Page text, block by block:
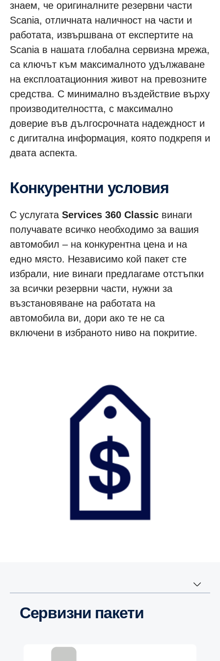
знаем, че оригиналните резервни части
Scania, отличната наличност на части и
работата, извършвана от експертите на
Scania в нашата глобална сервизна мрежа,
са ключът към максималното удължаване
на експлоатационния живот на превозните
средства. С минимално въздействие върху
производителността, с максимално
доверие във дългосрочната надеждност и
с дигитална информация, която подкрепя и
двата аспекта.
Конкурентни условия
С услугата Services 360 Classic винаги
получавате всичко необходимо за вашия
автомобил – на конкурентна цена и на
едно място. Независимо кой пакет сте
избрали, ние винаги предлагаме отстъпки
за всички резервни части, нужни за
възстановяване на работата на
автомобила ви, дори ако те не са
включени в избраното ниво на покритие.
Сервизни пакети